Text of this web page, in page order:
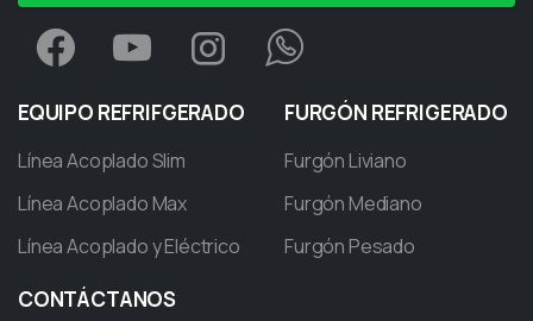
EQUIPO REFRIFGERADO
Línea Acoplado Slim
Línea Acoplado Max
Línea Acoplado y Eléctrico
FURGÓN REFRIGERADO
Furgón Liviano
Furgón Mediano
Furgón Pesado
CONTÁCTANOS